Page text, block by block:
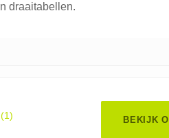
draaitabellen.
BEKIJK
(1)